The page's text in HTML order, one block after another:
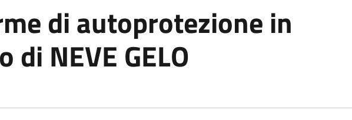
di autoprotezione in
di NEVE GELO